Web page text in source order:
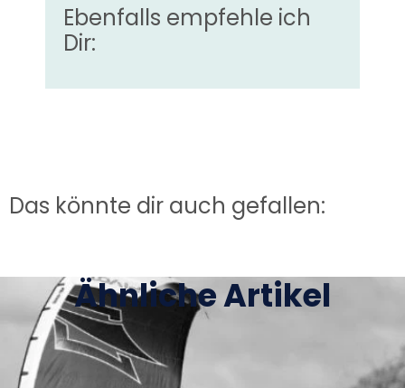
Ebenfalls empfehle ich
Dir:
Das könnte dir auch gefallen:
Ähnliche Artikel